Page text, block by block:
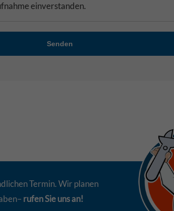
einverstanden.
Senden
Termin. Wir planen
rufen Sie uns an!